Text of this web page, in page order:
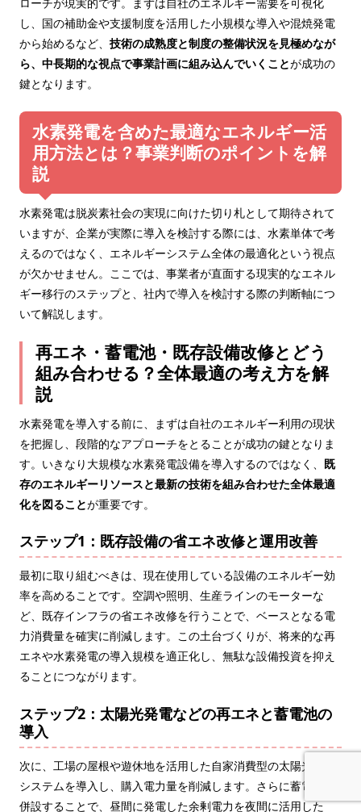
し、国の補助金や支援制度を活用した小規模な導入や混焼発電
から始めるなど、 技術の成熟度と制度の整備状況を見極めなが
ら、中長期的な視点で事業計画に組み込んでいくことが成功の
鍵となります。
水素発電を含めた最適なエネルギー活
用方法とは？事業判断のポイントを解
説
水素発電は脱炭素社会の実現に向けた切り札として期待されて
いますが、企業が実際に導入を検討する際には、水素単体で考
えるのではなく、エネルギーシステム全体の最適化という視点
が欠かせません。ここでは、事業者が直面する現実的なエネル
ギー移行のステップと、社内で導入を検討する際の判断軸につ
いて解説します。
再エネ・蓄電池・既存設備改修とどう
組み合わせる？全体最適の考え方を解
説
水素発電を導入する前に、まずは自社のエネルギー利用の現状
を把握し、段階的なアプローチをとることが成功の鍵となりま
す。いきなり大規模な水素発電設備を導入するのではなく、 既
存のエネルギーリソースと最新の技術を組み合わせた全体最適
化を図ることが重要です。
ステップ1：既存設備の省エネ改修と運用改善
最初に取り組むべきは、現在使用している設備のエネルギー効
率を高めることです。空調や照明、生産ラインのモーターな
ど、既存インフラの省エネ改修を行うことで、ベースとなる電
力消費量を確実に削減します。この土台づくりが、将来的な再
エネや水素発電の導入規模を適正化し、無駄な設備投資を抑え
ることにつながります。
ステップ2：太陽光発電などの再エネと蓄電池の
導入
次に、工場の屋根や遊休地を活用した自家消費型の太陽光発電
システムを導入し、購入電力量を削減します。さらに蓄電池を
併設することで、昼間に発電した余剰電力を夜間に活用した